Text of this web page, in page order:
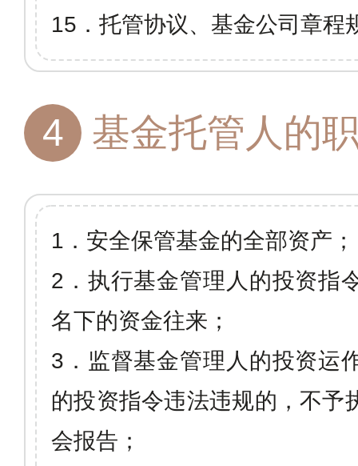
15 ．托管协议、基金公司章程
4 基金托管人的
1 ．安全保管基金的全部资产；
2 ．执行基金管理人的投资指
名下的资金往来；
3 ．监督基金管理人的投资运
的投资指令违法违规的，不予
会报告；